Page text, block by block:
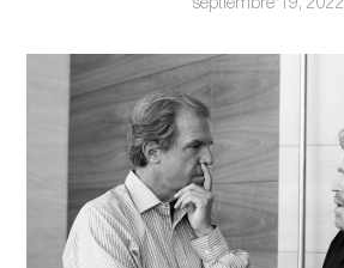
septiembre 19, 2022